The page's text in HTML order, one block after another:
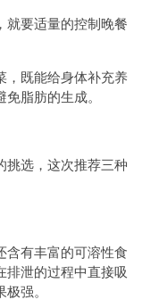
就要适量的控制晚餐
，既能给身体补充养
脂肪的生成。
挑选，这次推荐三种
含有丰富的可溶性食
排泄的过程中直接吸
强。